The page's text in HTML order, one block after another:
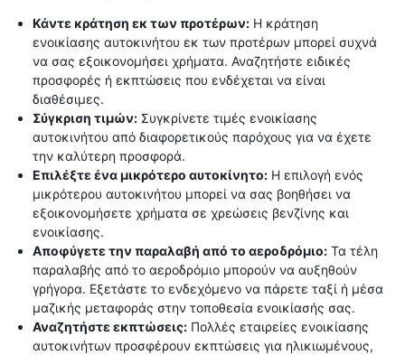
Κάντε κράτηση εκ των προτέρων: Η κράτηση
ενοικίασης αυτοκινήτου εκ των προτέρων μπορεί συχνά
να σας εξοικονομήσει χρήματα. Αναζητήστε ειδικές
προσφορές ή εκπτώσεις που ενδέχεται να είναι
διαθέσιμες.
Σύγκριση τιμών: Συγκρίνετε τιμές ενοικίασης
αυτοκινήτου από διαφορετικούς παρόχους για να έχετε
την καλύτερη προσφορά.
Επιλέξτε ένα μικρότερο αυτοκίνητο: Η επιλογή ενός
μικρότερου αυτοκινήτου μπορεί να σας βοηθήσει να
εξοικονομήσετε χρήματα σε χρεώσεις βενζίνης και
ενοικίασης.
Αποφύγετε την παραλαβή από το αεροδρόμιο: Τα τέλη
παραλαβής από το αεροδρόμιο μπορούν να αυξηθούν
γρήγορα. Εξετάστε το ενδεχόμενο να πάρετε ταξί ή μέσα
μαζικής μεταφοράς στην τοποθεσία ενοικίασής σας.
Αναζητήστε εκπτώσεις: Πολλές εταιρείες ενοικίασης
αυτοκινήτων προσφέρουν εκπτώσεις για ηλικιωμένους,